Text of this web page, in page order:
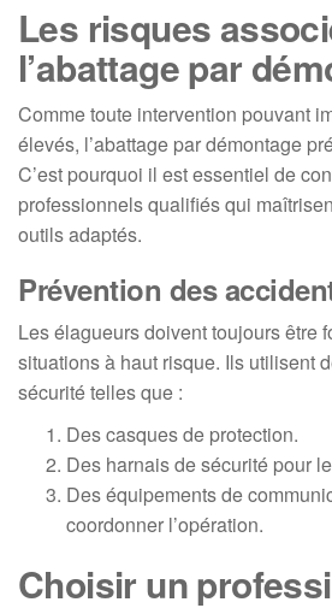
Les risques
l’abattage par
Comme toute intervention pouvant
élevés, l’abattage par démontage
C’est pourquoi il est essentiel de
professionnels qualifiés qui
outils adaptés.
Prévention des
Les élagueurs doivent toujours être
situations à haut risque. Ils utilisent
sécurité telles que :
Des casques de protection.
Des harnais de sécurité pour
Des équipements de
coordonner l’opération.
Choisir un